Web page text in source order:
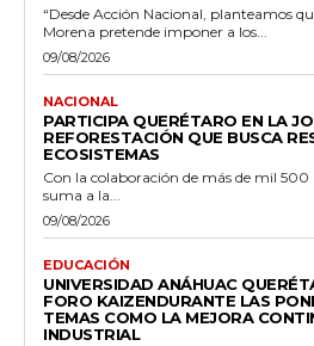
“Desde Acción Nacional, planteamos
Morena pretende imponer a los...
09/08/2026
NACIONAL
PARTICIPA QUERÉTARO EN LA
REFORESTACIÓN QUE BUSCA
ECOSISTEMAS
Con la colaboración de más de mil 500
suma a la...
09/08/2026
EDUCACIÓN
UNIVERSIDAD ANÁHUAC
FORO KAIZENDURANTE LAS
TEMAS COMO LA MEJORA
INDUSTRIAL